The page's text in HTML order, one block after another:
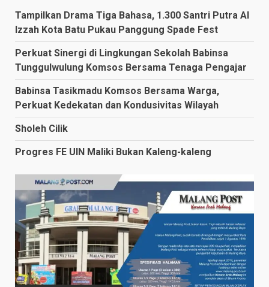
Tampilkan Drama Tiga Bahasa, 1.300 Santri Putra Al
Izzah Kota Batu Pukau Panggung Spade Fest
Perkuat Sinergi di Lingkungan Sekolah Babinsa
Tunggulwulung Komsos Bersama Tenaga Pengajar
Babinsa Tasikmadu Komsos Bersama Warga,
Perkuat Kedekatan dan Kondusivitas Wilayah
Sholeh Cilik
Progres FE UIN Maliki Bukan Kaleng-kaleng